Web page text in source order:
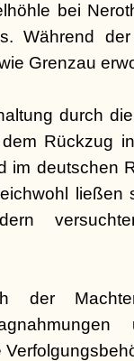
bei
Während
Grenzau
durch
Rückzug
im deutschen
ließen
der